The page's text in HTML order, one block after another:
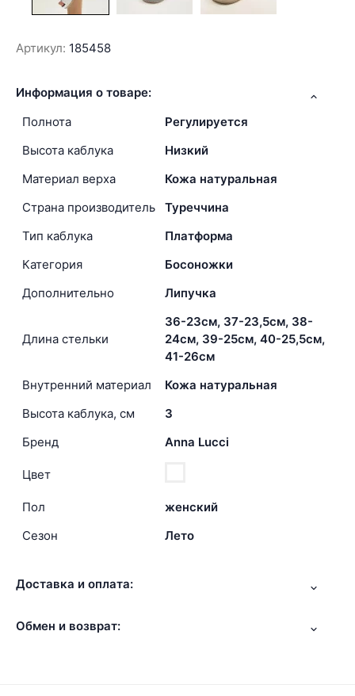
Артикул: 185458
Информация о товаре:
Полнота
Регулируется
Высота каблука
Низкий
Материал верха
Кожа натуральная
Страна производитель
Туреччина
Тип каблука
Платформа
Категория
Босоножки
Дополнительно
Липучка
Длина стельки
36-23см, 37-23,5см, 38-
24см, 39-25см, 40-25,5см,
41-26см
Внутренний материал
Кожа натуральная
Высота каблука, см
3
Бренд
Anna Lucci
Цвет
Пол
женский
Сезон
Лето
Доставка и оплата:
Обмен и возврат: